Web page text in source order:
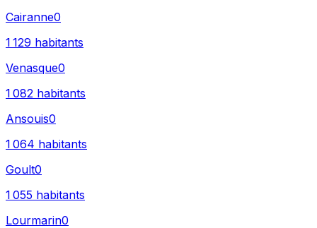
Cairanne0
1 129 habitants
Venasque0
1 082 habitants
Ansouis0
1 064 habitants
Goult0
1 055 habitants
Lourmarin0